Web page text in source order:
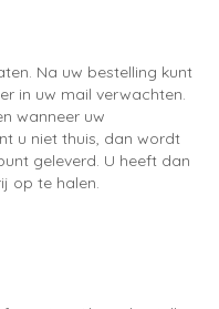
Na uw bestelling kunt
in uw mail verwachten.
wanneer uw
u niet thuis, dan wordt
geleverd. U heeft dan
op te halen.